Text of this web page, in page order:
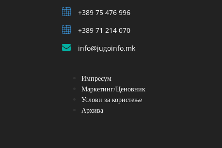
+389 75 476 996
+389 71 214 070
info@jugoinfo.mk
Импресум
Маркетинг/Ценовник
Услови за користење
Архива